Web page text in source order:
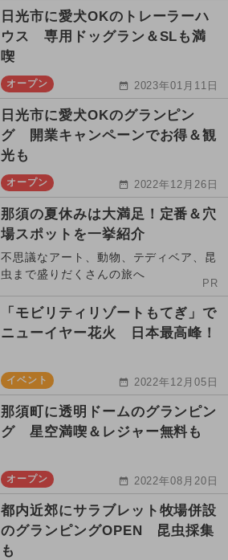
日光市に愛犬OKのトレーラーハ
ウス 専用ドッグラン＆SLも満
喫
オープン 2023年01月11日
日光市に愛犬OKのグランピン
グ 開業キャンペーンでお得＆観
光も
オープン 2022年12月26日
那須の夏休みは大満足！定番＆穴
場スポットを一挙紹介
不思議なアート、動物、テディベア、昆
虫まで盛りだくさんの旅へ
PR
「モビリティリゾートもてぎ」で
ニューイヤー花火 日本最高峰！
イベント 2022年12月05日
那須町に透明ドームのグランピン
グ 星空満喫＆レジャー無料も
オープン 2022年08月20日
都内近郊にサラブレット牧場併設
のグランピングOPEN 昆虫採集
も